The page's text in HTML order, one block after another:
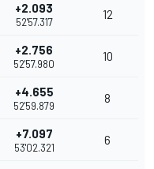
+2.093
52'57.317
12
+2.756
52'57.980
10
+4.655
52'59.879
8
+7.097
53'02.321
6